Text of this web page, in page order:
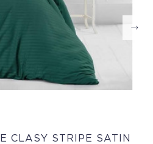
STRIPE SATIN